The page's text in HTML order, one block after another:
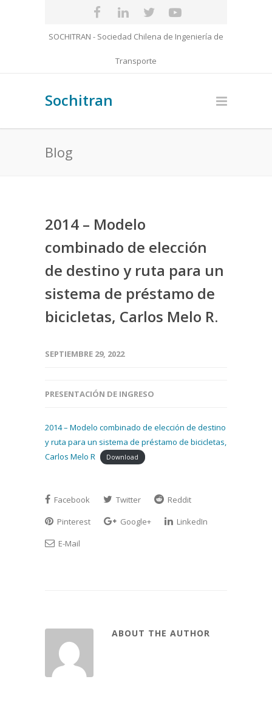
SOCHITRAN - Sociedad Chilena de Ingeniería de
Transporte
Sochitran
Blog
2014 – Modelo
combinado de elección
de destino y ruta para un
sistema de préstamo de
bicicletas, Carlos Melo R.
SEPTIEMBRE 29, 2022
PRESENTACIÓN DE INGRESO
2014 – Modelo combinado de elección de destino
y ruta para un sistema de préstamo de bicicletas,
Carlos Melo R
Download
Facebook Twitter
Reddit
Pinterest
Google+
LinkedIn
E-Mail
ABOUT THE AUTHOR